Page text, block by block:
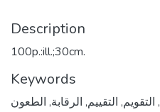
Description
100p.:ill.;30cm.
Keywords
, التقويم, التقييم, الرقابة, الطعون